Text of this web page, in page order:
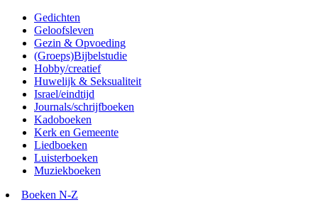
Gedichten
Geloofsleven
Gezin & Opvoeding
(Groeps)Bijbelstudie
Hobby/creatief
Huwelijk & Seksualiteit
Israel/eindtijd
Journals/schrijfboeken
Kadoboeken
Kerk en Gemeente
Liedboeken
Luisterboeken
Muziekboeken
Boeken N-Z